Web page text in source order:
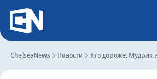
ChelseaNews Новости Кто дороже, Мудрик
Регистрация
Главная